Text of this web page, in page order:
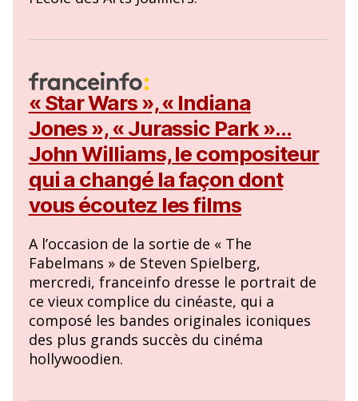
« Star Wars », « Indiana
Jones », « Jurassic Park »…
John Williams, le compositeur
qui a changé la façon dont
vous écoutez les films
A l’occasion de la sortie de « The
Fabelmans » de Steven Spielberg,
mercredi, franceinfo dresse le portrait de
ce vieux complice du cinéaste, qui a
composé les bandes originales iconiques
des plus grands succès du cinéma
hollywoodien.